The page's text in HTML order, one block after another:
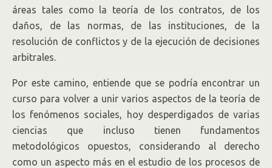
áreas tales como la teoría de los contratos, de los
daños, de las normas, de las instituciones, de la
resolución de conflictos y de la ejecución de decisiones
arbitrales.
Por este camino, entiende que se podría encontrar un
curso para volver a unir varios aspectos de la teoría de
los fenómenos sociales, hoy desperdigados de varias
ciencias que incluso tienen fundamentos
metodológicos opuestos, considerando al derecho
como un aspecto más en el estudio de los procesos de